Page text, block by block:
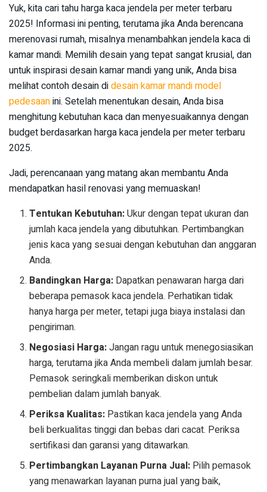
Yuk, kita cari tahu harga kaca jendela per meter terbaru
2025! Informasi ini penting, terutama jika Anda berencana
merenovasi rumah, misalnya menambahkan jendela kaca di
kamar mandi. Memilih desain yang tepat sangat krusial, dan
untuk inspirasi desain kamar mandi yang unik, Anda bisa
melihat contoh desain didesain kamar mandi model
pedesaanini. Setelah menentukan desain, Anda bisa
menghitung kebutuhan kaca dan menyesuaikannya dengan
budget berdasarkan harga kaca jendela per meter terbaru
2025.
Jadi, perencanaan yang matang akan membantu Anda
mendapatkan hasil renovasi yang memuaskan!
Tentukan Kebutuhan:Ukur dengan tepat ukuran dan
jumlah kaca jendela yang dibutuhkan. Pertimbangkan
jenis kaca yang sesuai dengan kebutuhan dan anggaran
Anda.
Bandingkan Harga: Dapatkan penawaran harga dari
beberapa pemasok kaca jendela. Perhatikan tidak
hanya harga per meter, tetapi juga biaya instalasi dan
pengiriman.
Negosiasi Harga:Jangan ragu untuk menegosiasikan
harga, terutama jika Anda membeli dalam jumlah besar.
Pemasok seringkali memberikan diskon untuk
pembelian dalam jumlah banyak.
Periksa Kualitas: Pastikan kaca jendela yang Anda
beli berkualitas tinggi dan bebas dari cacat. Periksa
sertifikasi dan garansi yang ditawarkan.
Pertimbangkan Layanan Purna Jual: Pilih pemasok
yang menawarkan layanan purna jual yang baik,